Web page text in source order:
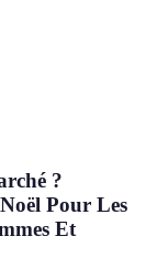
?
Pour Les
Et